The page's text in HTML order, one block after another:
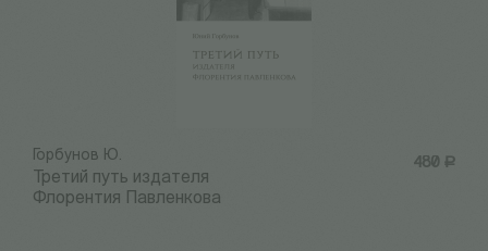
480 Р
Горбунов Ю.
Третий путь издателя
Флорентия Павленкова